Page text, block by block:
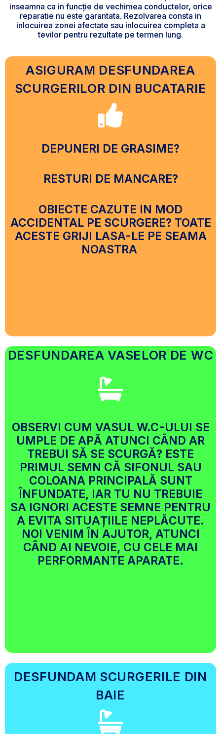
inseamna ca in funcție de vechimea conductelor, orice
reparatie nu este garantata. Rezolvarea consta in
inlocuirea zonei afectate sau inlocuirea completa a
tevilor pentru rezultate pe termen lung.
ASIGURAM DESFUNDAREA
SCURGERILOR DIN BUCATARIE
DEPUNERI DE GRASIME?
RESTURI DE MANCARE?
OBIECTE CAZUTE IN MOD
ACCIDENTAL PE SCURGERE? TOATE
ACESTE GRIJI LASA-LE PE SEAMA
NOASTRA
DESFUNDAREA VASELOR DE WC
OBSERVI CUM VASUL W.C-ULUI SE
UMPLE DE APĂ ATUNCI CÂND AR
TREBUI SĂ SE SCURGĂ? ESTE
PRIMUL SEMN CĂ SIFONUL SAU
COLOANA PRINCIPALĂ SUNT
ÎNFUNDATE, IAR TU NU TREBUIE
SA IGNORI ACESTE SEMNE PENTRU
A EVITA SITUAȚIILE NEPLĂCUTE.
NOI VENIM ÎN AJUTOR, ATUNCI
CÂND AI NEVOIE, CU CELE MAI
PERFORMANTE APARATE.
DESFUNDAM SCURGERILE DIN
BAIE